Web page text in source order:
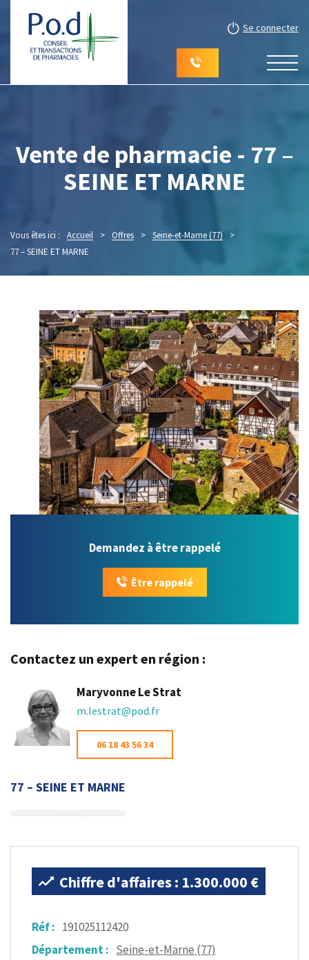
Se connecter
Vente de pharmacie - 77 –
SEINE ET MARNE
Vous êtes ici : Accueil > Offres > Seine-et-Marne (77) >
77 – SEINE ET MARNE
Demandez à être rappelé
Être rappelé
Contactez un expert en région :
Maryvonne Le Strat
m.lestrat@pod.fr
06 18 43 56 34
77 – SEINE ET MARNE
Chiffre d'affaires : 1.300.000 €
Réf : 191025112420
Département : Seine-et-Marne (77)